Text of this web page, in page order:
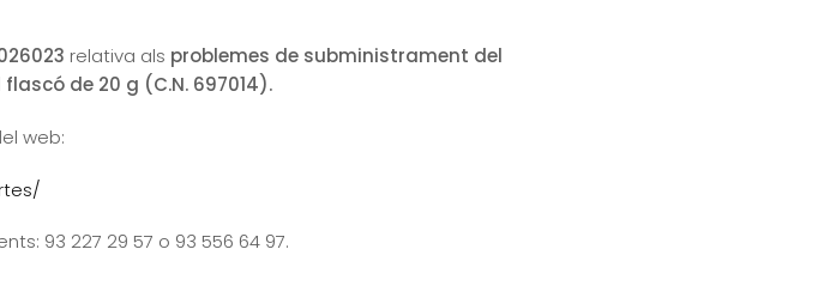
relativa als problemes de subministrament del
1 flascó de 20 g (C.N. 697014).
web:
93 227 29 57 o 93 556 64 97.